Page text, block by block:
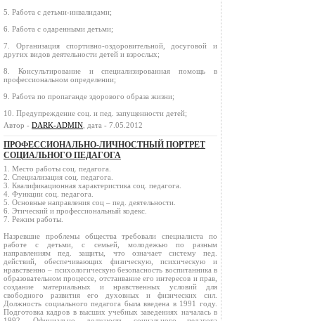
5. Работа с детьми-инвалидами;
6. Работа с одаренными детьми;
7. Организация спортивно-оздоровительной, досуговой и
других видов деятельности детей и взрослых;
8. Консультирование и специализированная помощь в
профессиональном определении;
9. Работа по пропаганде здорового образа жизни;
10. Предупреждение соц. и пед. запущенности детей;
Автор - DARK-ADMIN , дата - 7.05.2012
ПРОФЕССИОНАЛЬНО-ЛИЧНОСТНЫЙ ПОРТРЕТ
СОЦИАЛЬНОГО ПЕДАГОГА
1. Место работы соц. педагога.
2. Специализация соц. педагога.
3. Квалификационная характеристика соц. педагога.
4. Функции соц. педагога.
5. Основные направления соц – пед. деятельности.
6. Этический и профессиональный кодекс.
7. Режим работы.
Назревшие проблемы общества требовали специалиста по
работе с детьми, с семьей, молодежью по разным
направлениям пед. защиты, что означает систему пед.
действий, обеспечивающих физическую, психическую и
нравственно – психологическую безопасность воспитанника в
образовательном процессе, отстаивание его интересов и прав,
создание материальных и нравственных условий для
свободного развития его духовных и физических сил.
Должность социального педагога была введена в 1991 году.
Подготовка кадров в высших учебных заведениях началась в